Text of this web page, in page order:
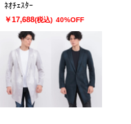
ﾈｵﾁｪｽﾀｰ
￥17,688(税込) 40%OFF